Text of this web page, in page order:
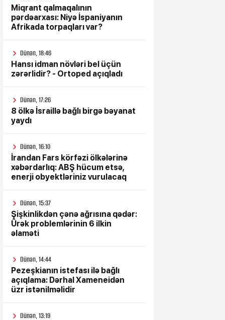
Miqrant qalmaqalının
pərdəarxası: Niyə İspaniyanın
Afrikada torpaqları var?
Dünən, 18:46
Hansı idman növləri bel üçün
zərərlidir? - Ortoped açıqladı
Dünən, 17:26
8 ölkə İsraillə bağlı birgə bəyanat
yaydı
Dünən, 16:10
İrandan Fars körfəzi ölkələrinə
xəbərdarlıq: ABŞ hücum etsə,
enerji obyektləriniz vurulacaq
Dünən, 15:37
Şişkinlikdən çənə ağrısına qədər:
Ürək problemlərinin 6 ilkin
əlaməti
Dünən, 14:44
Pezeşkianın istefası ilə bağlı
açıqlama: Dərhal Xameneidən
üzr istənilməlidir
Dünən, 13:19